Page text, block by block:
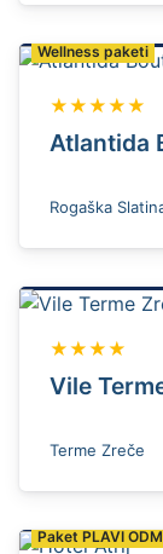
Wellness paketi
★★★★★
Atlantida
Rogaška
★★★★
Vile
Terme Zreče
Paket PLAVI